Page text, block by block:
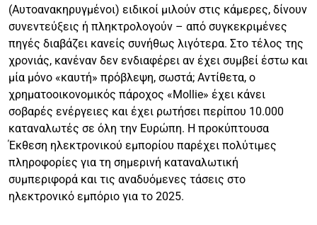
(Αυτοανακηρυγμένοι) ειδικοί μιλούν στις κάμερες, δίνουν
συνεντεύξεις ή πληκτρολογούν – από συγκεκριμένες
πηγές διαβάζει κανείς συνήθως λιγότερα. Στο τέλος της
χρονιάς, κανέναν δεν ενδιαφέρει αν έχει συμβεί έστω και
μία μόνο «καυτή» πρόβλεψη, σωστά; Αντίθετα, ο
χρηματοοικονομικός πάροχος «Mollie» έχει κάνει
σοβαρές ενέργειες και έχει ρωτήσει περίπου 10.000
καταναλωτές σε όλη την Ευρώπη. Η προκύπτουσα
Έκθεση ηλεκτρονικού εμπορίου παρέχει πολύτιμες
πληροφορίες για τη σημερινή καταναλωτική
συμπεριφορά και τις αναδυόμενες τάσεις στο
ηλεκτρονικό εμπόριο για το 2025.